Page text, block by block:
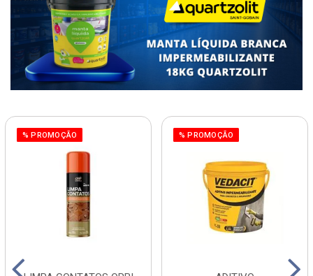
% PROMOÇÃO % PROMOÇÃO